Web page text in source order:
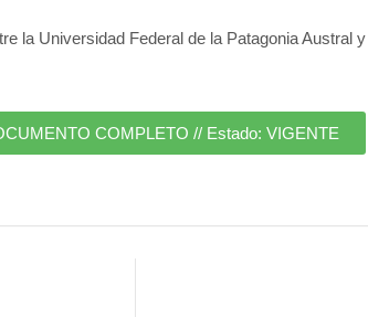
la Universidad Federal de la Patagonia Austral
COMPLETO // Estado: VIGENTE